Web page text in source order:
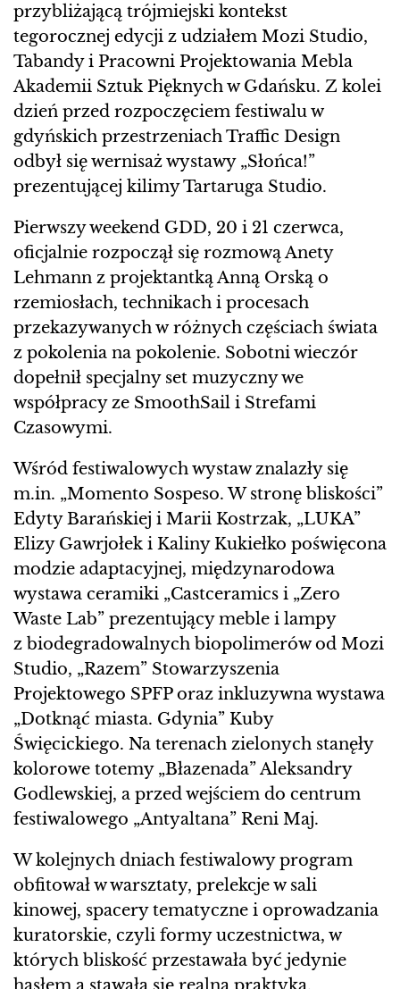
przybliżającą trójmiejski kontekst
tegorocznej edycji z udziałem Mozi Studio,
Tabandy i Pracowni Projektowania Mebla
Akademii Sztuk Pięknych w Gdańsku. Z kolei
dzień przed rozpoczęciem festiwalu w
gdyńskich przestrzeniach Traffic Design
odbył się wernisaż wystawy „Słońca!”
prezentującej kilimy Tartaruga Studio.
Pierwszy weekend GDD, 20 i 21 czerwca,
oficjalnie rozpoczął się rozmową Anety
Lehmann z projektantką Anną Orską o
rzemiosłach, technikach i procesach
przekazywanych w różnych częściach świata
z pokolenia na pokolenie. Sobotni wieczór
dopełnił specjalny set muzyczny we
współpracy ze SmoothSail i Strefami
Czasowymi.
Wśród festiwalowych wystaw znalazły się
m.in. „Momento Sospeso. W stronę bliskości”
Edyty Barańskiej i Marii Kostrzak, „LUKA”
Elizy Gawrjołek i Kaliny Kukiełko poświęcona
modzie adaptacyjnej, międzynarodowa
wystawa ceramiki „Castceramics i „Zero
Waste Lab” prezentujący meble i lampy
z biodegradowalnych biopolimerów od Mozi
Studio, „Razem” Stowarzyszenia
Projektowego SPFP oraz inkluzywna wystawa
„Dotknąć miasta. Gdynia” Kuby
Święcickiego. Na terenach zielonych stanęły
kolorowe totemy „Błazenada” Aleksandry
Godlewskiej, a przed wejściem do centrum
festiwalowego „Antyaltana” Reni Maj.
W kolejnych dniach festiwalowy program
obfitował w warsztaty, prelekcje w sali
kinowej, spacery tematyczne i oprowadzania
kuratorskie, czyli formy uczestnictwa, w
których bliskość przestawała być jedynie